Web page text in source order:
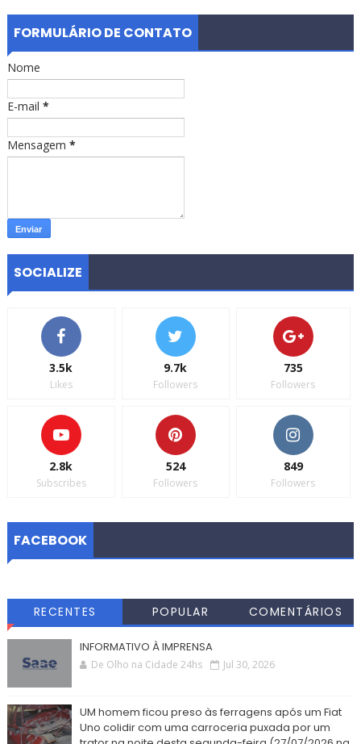
FORMULÁRIO DE CONTATO
Nome
E-mail *
Mensagem *
SOCIALIZE
3.5k
Likes
9.7k
Followers
735
Followers
2.8k
Subscribes
524
Followers
849
Followers
FACEBOOK
RECENTES POPULAR COMENTÁRIOS
INFORMATIVO À IMPRENSA
De Olho na Cidade 24hs Jul 30, 2026
UM homem ficou preso às ferragens após um Fiat
Uno colidir com uma carroceria puxada por um